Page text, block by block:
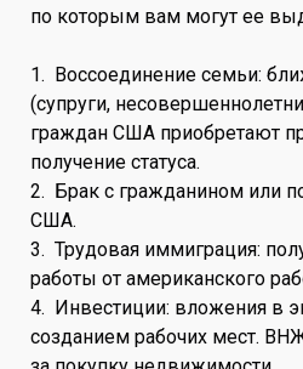
по которым вам могут ее
1. Воссоединение семьи:
(супруги,
граждан США приобретают
получение статуса.
2. Брак с гражданином или
США.
3. Трудовая иммиграция:
работы от американского
4. Инвестиции: вложения в
созданием рабочих мест.